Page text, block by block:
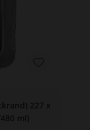
227 x
ml)